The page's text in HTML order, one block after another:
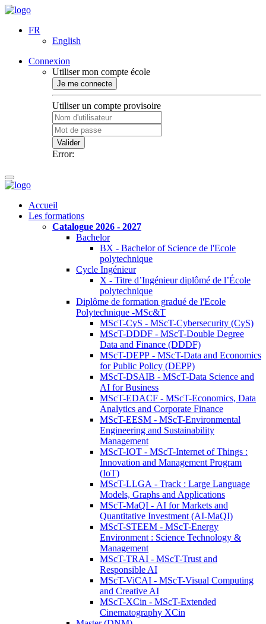
FR
English
Connexion
Utiliser mon compte école
Je me connecte
Utiliser un compte provisoire
Valider
Error:
Accueil
Les formations
Catalogue 2026 - 2027
Bachelor
BX - Bachelor of Science de l'Ecole
polytechnique
Cycle Ingénieur
X - Titre d’Ingénieur diplômé de l’École
polytechnique
Diplôme de formation gradué de l'Ecole
Polytechnique -MSc&T
MScT-CyS - MScT-Cybersecurity (CyS)
MScT-DDDF - MScT-Double Degree
Data and Finance (DDDF)
MScT-DEPP - MScT-Data and Economics
for Public Policy (DEPP)
MScT-DSAIB - MScT-Data Science and
AI for Business
MScT-EDACF - MScT-Economics, Data
Analytics and Corporate Finance
MScT-EESM - MScT-Environmental
Engineering and Sustainability
Management
MScT-IOT - MScT-Internet of Things :
Innovation and Management Program
(IoT)
MScT-LLGA - Track : Large Language
Models, Graphs and Applications
MScT-MaQI - AI for Markets and
Quantitative Investment (AI-MaQI)
MScT-STEEM - MScT-Energy
Environment : Science Technology &
Management
MScT-TRAI - MScT-Trust and
Responsible AI
MScT-ViCAI - MScT-Visual Computing
and Creative AI
MScT-XCin - MScT-Extended
Cinematography XCin